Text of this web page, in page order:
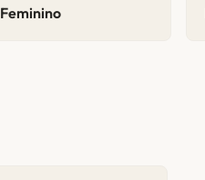
Feminino